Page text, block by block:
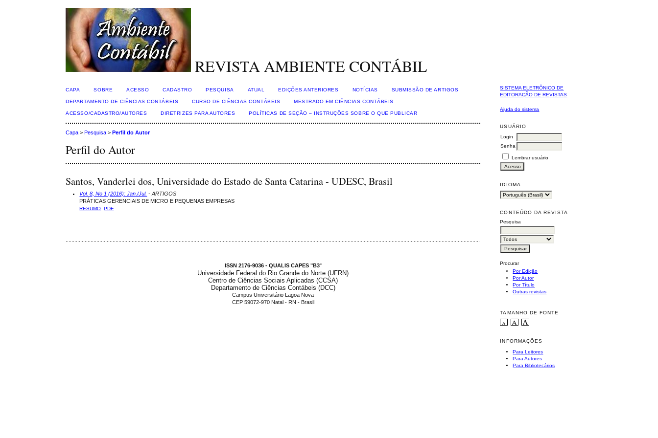
REVISTA AMBIENTE CONTÁBIL
SISTEMA ELETRÔNICO DE
EDITORAÇÃO DE REVISTAS
Ajuda do sistema
USUÁRIO
Login
Senha
Lembrar usuário
IDIOMA
CONTEÚDO DA REVISTA
Pesquisa
Procurar
Por Edição
Por Autor
Por Título
Outras revistas
TAMANHO DE FONTE
INFORMAÇÕES
Para Leitores
Para Autores
Para Bibliotecários
CAPA SOBRE ACESSO CADASTRO PESQUISA ATUAL EDIÇÕES ANTERIORES NOTÍCIAS SUBMISSÃO DE ARTIGOS
DEPARTAMENTO DE CIÊNCIAS CONTÁBEIS CURSO DE CIÊNCIAS CONTÁBEIS MESTRADO EM CIÊNCIAS CONTÁBEIS
ACESSO/CADASTRO/AUTORES DIRETRIZES PARA AUTORES POLÍTICAS DE SEÇÃO – INSTRUÇÕES SOBRE O QUE PUBLICAR
Capa >Pesquisa >Perfil do Autor
Perfil do Autor
Santos, Vanderlei dos, Universidade do Estado de Santa Catarina - UDESC, Brasil
Vol. 8, No 1 (2016): Jan./Jul. - ARTIGOS
PRÁTICAS GERENCIAIS DE MICRO E PEQUENAS EMPRESAS
RESUMO PDF
ISSN 2176-9036 - QUALIS CAPES "B3"
Universidade Federal do Rio Grande do Norte (UFRN)
Centro de Ciências Sociais Aplicadas (CCSA)
Departamento de Ciências Contábeis (DCC)
Campus Universitário Lagoa Nova
CEP 59072-970 Natal - RN - Brasil